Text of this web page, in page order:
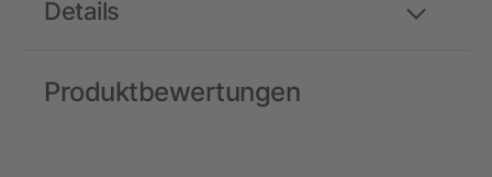
Details
Produktbewertungen